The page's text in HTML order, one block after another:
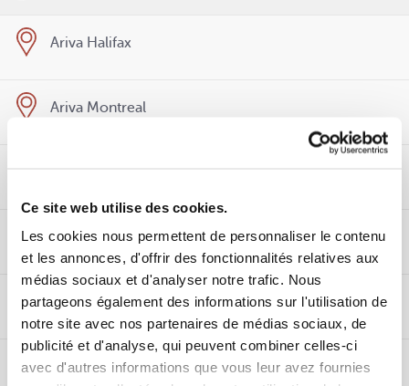
Ce site web utilise des cookies.
Les cookies nous permettent de personnaliser le contenu
et les annonces, d'offrir des fonctionnalités relatives aux
médias sociaux et d'analyser notre trafic. Nous
partageons également des informations sur l'utilisation de
notre site avec nos partenaires de médias sociaux, de
publicité et d'analyse, qui peuvent combiner celles-ci
avec d'autres informations que vous leur avez fournies
Ariva Halifax
Ariva Montreal
Ariva Ottawa
Ariva Quebec City
Ariva Toronto
Get Directions
Manchester Industries, Richmond